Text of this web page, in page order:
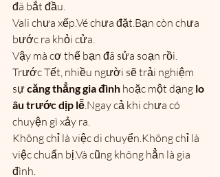
đã bắt đầu.
Vali chưa xếp.Vé chưa đặt.Bạn còn chưa
bước ra khỏi cửa.
Vậy mà cơ thể bạn đã sửa soạn rồi.
Trước Tết, nhiều người sẽ trải nghiệm
sự căng thẳng gia đình hoặc một dạng lo
âu trước dịp lễ.Ngay cả khi chưa có
chuyện gì xảy ra.
Không chỉ là việc di chuyển.Không chỉ là
việc chuẩn bị.Và cũng không hẳn là gia
đình.